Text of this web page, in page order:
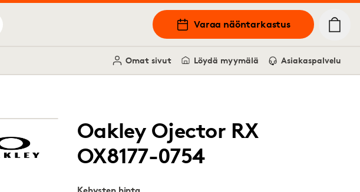
Varaa näöntarkastus
Omat sivut Löydä myymälä Asiakaspalvelu
Oakley Ojector RX
OX8177-0754